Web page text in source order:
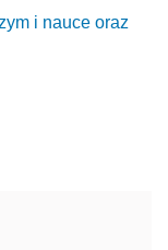
i nauce oraz